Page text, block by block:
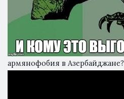
армянофобия в Азербайджане?